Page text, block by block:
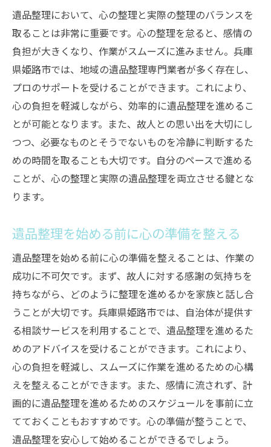
遺品整理において、心の整理と実際の整理のバランスを
取ることは非常に重要です。心の整理を怠ると、感情の
負担が大きくなり、作業がスムーズに進みません。兵庫
県姫路市では、地域の遺品整理専門業者が多く存在し、
プロのサポートを受けることができます。これにより、
心の負担を軽減しながら、効率的に遺品整理を進めるこ
とが可能となります。また、故人との思い出を大切にし
つつ、必要なものとそうでないものを冷静に判断するた
めの時間を取ることも大切です。自分のペースで進める
ことが、心の整理と実際の遺品整理を両立させる鍵とな
ります。
遺品整理を始める前に心の準備を整える
遺品整理を始める前に心の準備を整えることは、作業の
成功に不可欠です。まず、故人に対する感謝の気持ちを
持ちながら、どのように整理を進めるかを家族と話し合
うことが大切です。兵庫県姫路市では、自治体が提供す
る相談サービスを利用することで、遺品整理を進めるた
めのアドバイスを受けることができます。これにより、
心の負担を軽減し、スムーズに作業を進めるための心構
えを整えることができます。また、感情に流されず、計
画的に遺品整理を進めるためのスケジュールを事前に立
てておくこともおすすめです。心の準備が整うことで、
遺品整理を安心して始めることができるでしょう。